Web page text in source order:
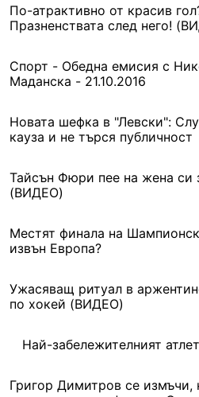
По-атрактивно от красив
Празненствата след него!
Спорт - Обедна емисия с
Маданска - 21.10.2016
Новата шефка в "Левски":
кауза и не търся публичност
Тайсън Фюри пее на жена си
(ВИДЕО)
Местят финала на
извън Европа?
Ужасяващ ритуал в
по хокей (ВИДЕО)
Най-забележителният
Григор Димитров се измъчи,